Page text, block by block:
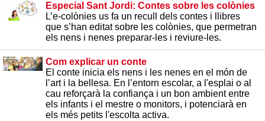
Especial Sant Jordi: Contes sobre les colònies
L’e-colònies us fa un recull dels contes i llibres
que s’han editat sobre les colònies, que permetran
els nens i nenes preparar-les i reviure-les.
Com explicar un conte
El conte inicia els nens i les nenes en el món de
l’art i la bellesa. En l’entorn escolar, a l'esplai o al
cau reforçarà la confiança i un bon ambient entre
els infants i el mestre o monitors, i potenciarà en
els més petits l'escolta activa.